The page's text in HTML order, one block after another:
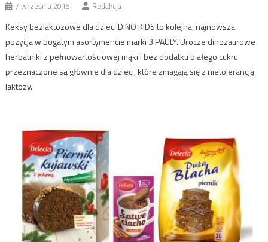
7 września 2015 Redakcja
Keksy bezlaktozowe dla dzieci DINO KIDS to kolejna, najnowsza
pozycja w bogatym asortymencie marki 3 PAULY. Urocze dinozaurowe
herbatniki z pełnowartościowej mąki i bez dodatku białego cukru
przeznaczone są głównie dla dzieci, które zmagają się z nietolerancją
laktozy.